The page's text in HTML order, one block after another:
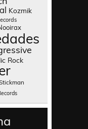
Kozmik
Rock